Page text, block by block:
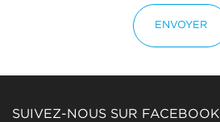
ENVOYER
SUIVEZ-NOUS SUR FACEBOOK